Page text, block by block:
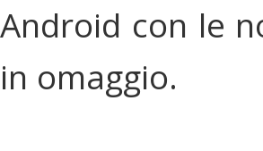
Android con le
in omaggio.